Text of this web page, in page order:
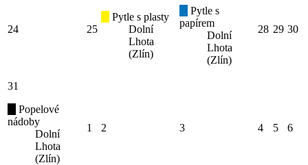
24 25
Pytle s plasty
Dolní
Lhota
(Zlín)
Pytle s
papírem
Dolní
Lhota
(Zlín)
28 29 30
31
Popelové
nádoby
Dolní
Lhota
(Zlín)
1 2 3 4 5 6